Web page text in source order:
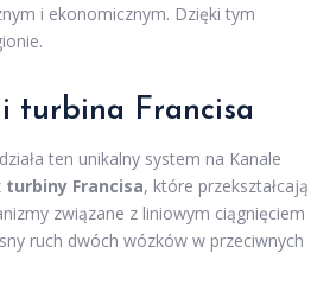
i ekonomicznym. Dzięki tym
turbina Francisa
ten unikalny system na Kanale
turbiny Francisa, które przekształcają
związane z liniowym ciągnięciem
ruch dwóch wózków w przeciwnych